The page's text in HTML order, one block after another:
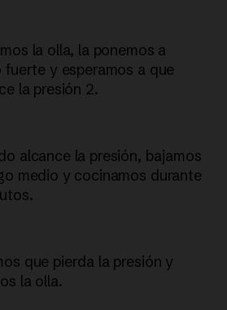
la olla, la ponemos a
fuerte y esperamos a que
la presión 2.
alcance la presión, bajamos
medio y cocinamos durante
que pierda la presión y
la olla.